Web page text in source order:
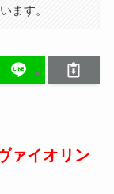
ます。
ァイオリン